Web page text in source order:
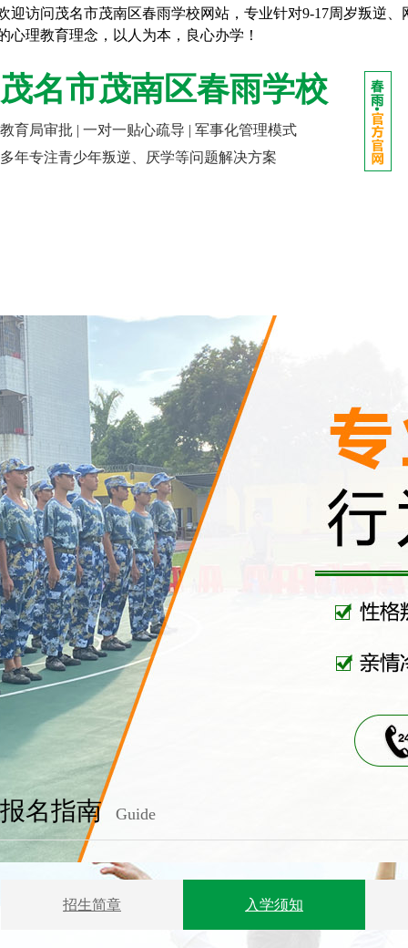
茂名市茂南区春雨学校
教育局审批 | 一对一贴心疏导 | 军事化管理模式
多年专注青少年叛逆、厌学等问题解决方案
迎访问茂名市茂南区春雨学校网站，专业针对9-17周岁叛逆
心理教育理念，以人为本，良心办学！
报名指南 Guide
招生简章 入学须知